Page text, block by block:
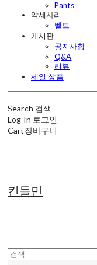
Pants
악세사리
벨트
게시판
공지사항
Q&A
리뷰
세일 상품
Search 검색
Log In 로그인
Cart장바구니
킨들민